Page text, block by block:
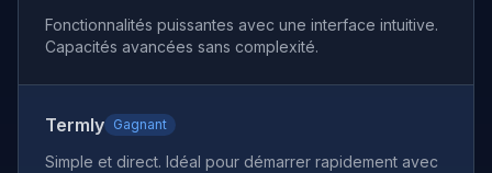
Fonctionnalités puissantes avec une interface intuitive.
Capacités avancées sans complexité.
Termly Gagnant
Simple et direct. Idéal pour démarrer rapidement avec